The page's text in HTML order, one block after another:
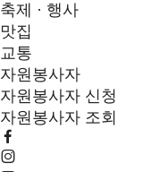
축제 · 행사
맛집
교통
자원봉사자
자원봉사자 신청
자원봉사자 조회